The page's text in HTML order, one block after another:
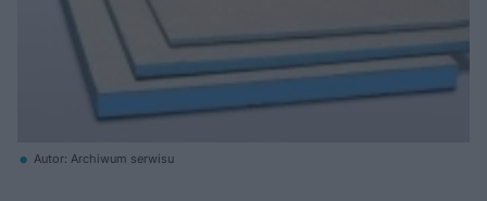
Autor: Archiwum serwisu